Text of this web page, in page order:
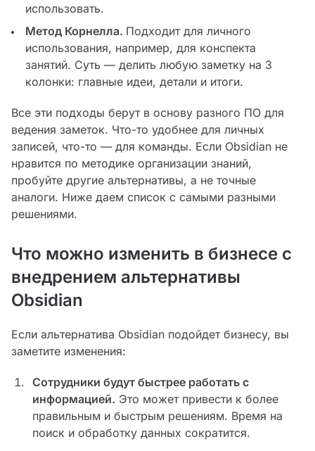
использовать.
Метод Корнелла. Подходит для личного
использования, например, для конспекта
занятий. Суть — делить любую заметку на 3
колонки: главные идеи, детали и итоги.
Все эти подходы берут в основу разного ПО для
ведения заметок. Что-то удобнее для личных
записей, что-то — для команды. Если Obsidian не
нравится по методике организации знаний,
пробуйте другие альтернативы, а не точные
аналоги. Ниже даем список с самыми разными
решениями.
Что можно изменить в бизнесе с
внедрением альтернативы
Obsidian
Если альтернатива Obsidian подойдет бизнесу, вы
заметите изменения:
Сотрудники будут быстрее работать с
информацией. Это может привести к более
правильным и быстрым решениям. Время на
поиск и обработку данных сократится.